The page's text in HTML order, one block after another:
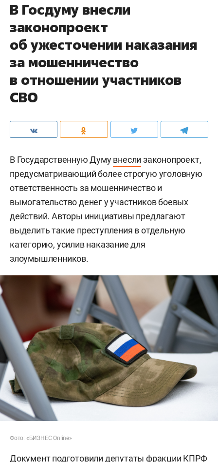
В Госдуму внесли
законопроект
об ужесточении наказания
за мошенничество
в отношении участников
СВО
В Государственную Думувнесли законопроект,
предусматривающий более строгую уголовную
ответственность за мошенничество и
вымогательство денег у участников боевых
действий. Авторы инициативы предлагают
выделить такие преступления в отдельную
категорию, усилив наказание для
злоумышленников.
Фото: «БИЗНЕС Online»
Документ подготовили депутаты фракции КПРФ